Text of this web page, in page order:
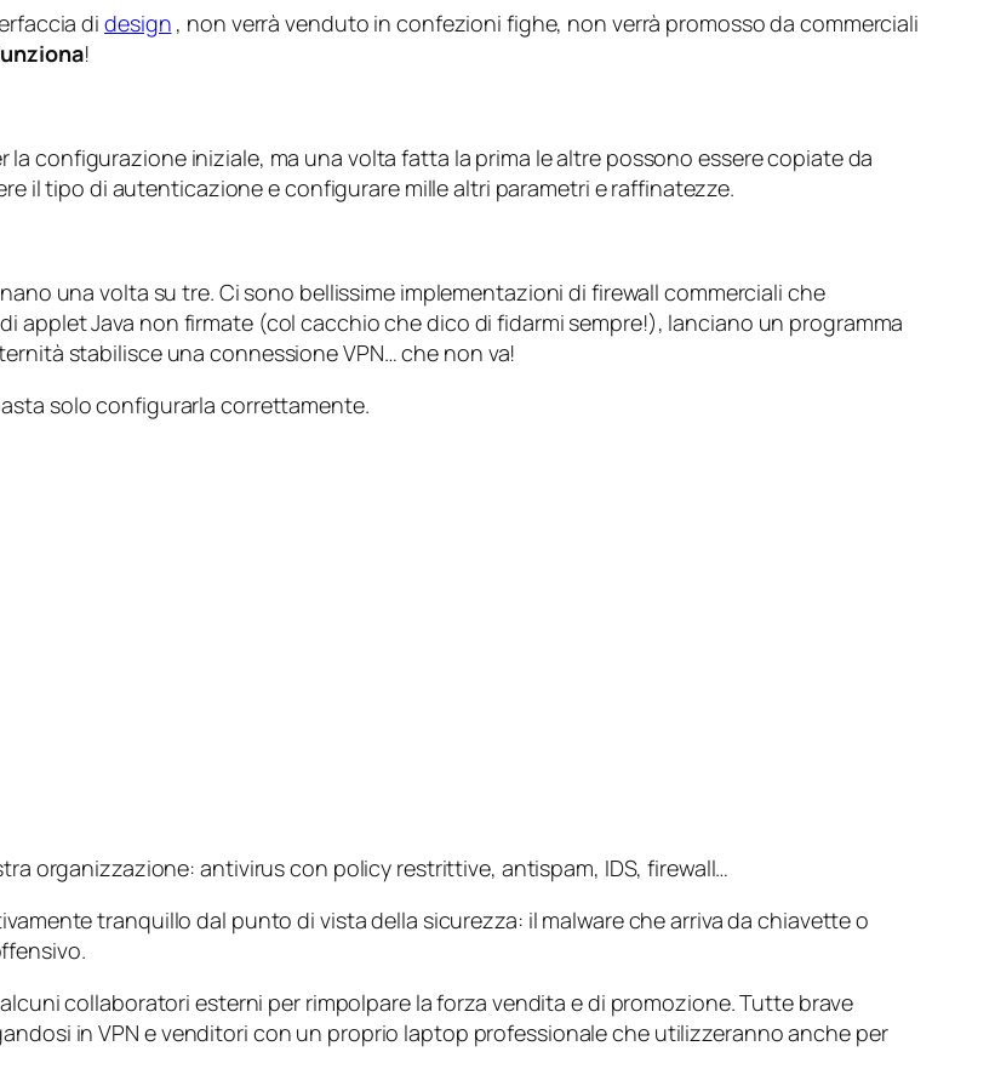
di design , non verrà venduto in confezioni fighe, non verrà promosso da commerciali
!
configurazione iniziale, ma una volta fatta la prima le altre possono essere copiate da
il tipo di autenticazione e configurare mille altri parametri e raffinatezze.
una volta su tre. Ci sono bellissimeimplementazioni di firewall commerciali che
applet Java non firmate (col cacchio che dico di fidarmi sempre!), lanciano un programma
stabilisce una connessione VPN… che non va!
solo configurarla correttamente.
organizzazione: antivirus con policy restrittive, antispam, IDS, firewall…
tranquillo dal punto di vista della sicurezza: il malware che arriva da chiavette o
collaboratori esterni per rimpolpare la forza vendita e di promozione. Tutte brave
in VPN e venditori con un proprio laptop professionale che utilizzeranno anche per